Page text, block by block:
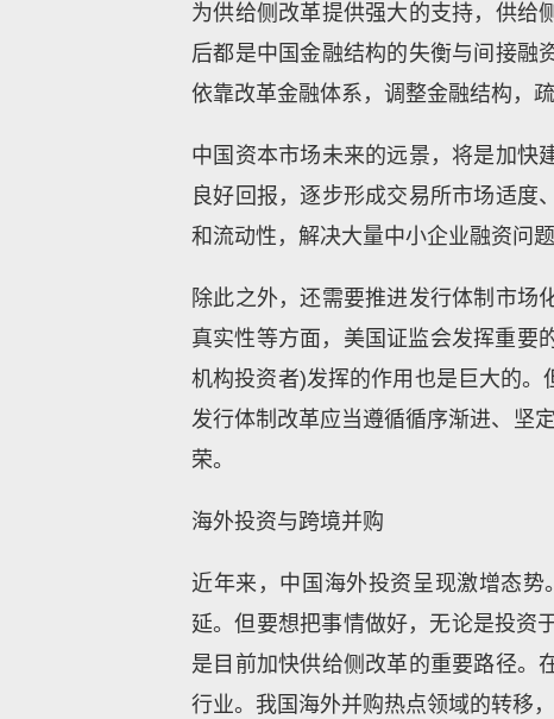
为供给侧改革提供强大的支持，供给
后都是中国金融结构的失衡与间接融
依靠改革金融体系，调整金融结构，
中国资本市场未来的远景，将是加快
良好回报，逐步形成交易所市场适度
和流动性，解决大量中小企业融资问
除此之外，还需要推进发行体制市场
真实性等方面，美国证监会发挥重要
机构投资者)发挥的作用也是巨大的。
发行体制改革应当遵循循序渐进、坚
荣。
海外投资与跨境并购
近年来，中国海外投资呈现激增态
延。但要想把事情做好，无论是投资
是目前加快供给侧改革的重要路径。
行业。我国海外并购热点领域的转移